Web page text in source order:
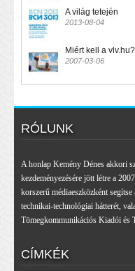
A világ tetején
2013-08-04
Miért kell a vlv.hu?
2007-03-06
RÓLUNK
A honlap Kemény Dénes akkori
kezdeményezésére jött létre a
korszerű médiaeszközként
technikai-technológiai hátterét,
Tömegkommunikációs Kiadói és
CÍMKÉK